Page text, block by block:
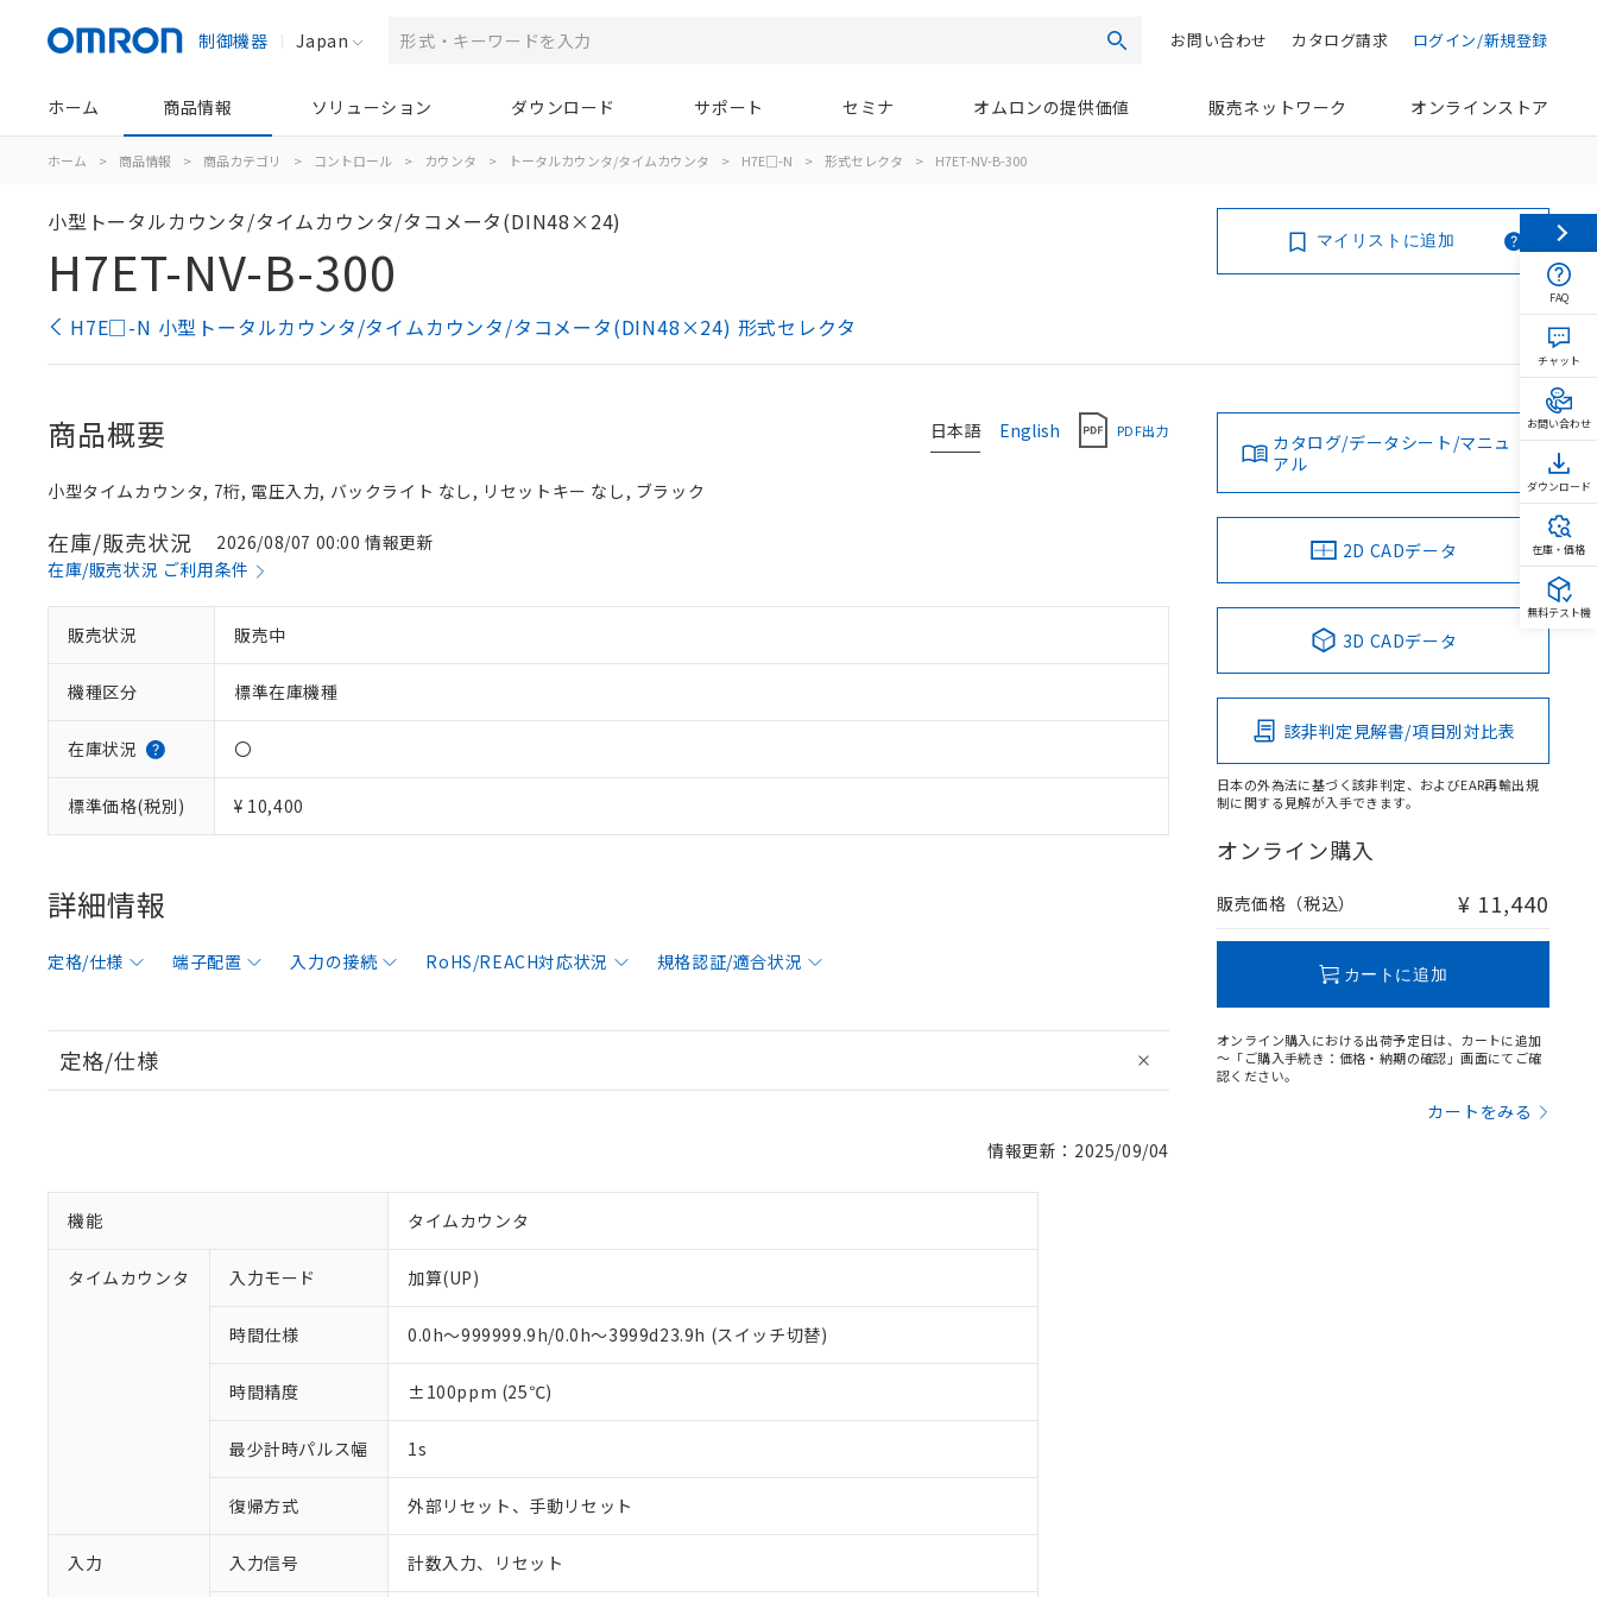
制御機器 Japan 検索 ログイン/新規登録
カタログ請求
お問い合わせ
ホーム 商品情報 ソリューション ダウンロード サポート セミナ オムロンの提供価値 販売ネットワーク オンラインストア
ホーム > 商品情報 > 商品カテゴリ > コントロール > カウンタ > トータルカウンタ/タイムカウンタ > H7E□-N > 形式セレクタ > H7ET-NV-B-300
小型トータルカウンタ/タイムカウンタ/タコメータ(DIN48×24)
H7ET-NV-B-300
H7E□-N 小型トータルカウンタ/タイムカウンタ/タコメータ(DIN48×24) 形式セレクタ
マイリストに追加
日本語 English PDF出力
商品概要
小型タイムカウンタ, 7桁, 電圧入力, バックライト なし, リセットキー なし, ブラック
在庫/販売状況
2026/08/07 00:00 情報更新
在庫/販売状況 ご利用条件
販売状況 販売中
機種区分 標準在庫機種
在庫状況 〇
標準価格(税別) ¥ 10,400
詳細情報
定格/仕様 端子配置 入力の接続 RoHS/REACH対応状況 規格認証/適合状況
定格/仕様
情報更新：2025/09/04
機能 タイムカウンタ
タイムカウンタ 入力モード 加算(UP)
時間仕様 0.0h～999999.9h/0.0h～3999d23.9h (スイッチ切替)
時間精度 ±100ppm (25℃)
最少計時パルス幅 1s
復帰方式 外部リセット、手動リセット
入力 入力信号 計数入力、リセット
カタログ/データシート/マニュ
アル
2D CADデータ
3D CADデータ
該非判定見解書/項目別対比表
日本の外為法に基づく該非判定、およびEAR再輸出規
制に関する見解が入手できます。
オンライン購入
販売価格（税込） ¥ 11,440
カートに追加
オンライン購入における出荷予定日は、カートに追加
～「ご購入手続き：価格・納期の確認」画面にてご確
認ください。
カートをみる
FAQ
チャット
お問い合わせ
ダウンロード
在庫・価格
無料テスト機